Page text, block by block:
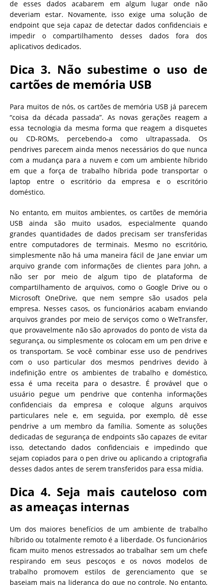
de esses dados acabarem em algum lugar onde não
deveriam estar. Novamente, isso exige uma solução de
endpoint que seja capaz de detectar dados confidenciais e
impedir o compartilhamento desses dados fora dos
aplicativos dedicados.
Dica 3. Não subestime o uso de
cartões de memória USB
Para muitos de nós, os cartões de memória USB já parecem
“coisa da década passada”. As novas gerações reagem a
essa tecnologia da mesma forma que reagem a disquetes
ou CD-ROMs, percebendo-a como ultrapassada. Os
pendrives parecem ainda menos necessários do que nunca
com a mudança para a nuvem e com um ambiente híbrido
em que a força de trabalho híbrida pode transportar o
laptop entre o escritório da empresa e o escritório
doméstico.
No entanto, em muitos ambientes, os cartões de memória
USB ainda são muito usados, especialmente quando
grandes quantidades de dados precisam ser transferidas
entre computadores de terminais. Mesmo no escritório,
simplesmente não há uma maneira fácil de Jane enviar um
arquivo grande com informações de clientes para John, a
não ser por meio de algum tipo de plataforma de
compartilhamento de arquivos, como o Google Drive ou o
Microsoft OneDrive, que nem sempre são usados pela
empresa. Nesses casos, os funcionários acabam enviando
arquivos grandes por meio de serviços como o WeTransfer,
que provavelmente não são aprovados do ponto de vista da
segurança, ou simplesmente os colocam em um pen drive e
os transportam. Se você combinar esse uso de pendrives
com o uso particular dos mesmos pendrives devido à
indefinição entre os ambientes de trabalho e doméstico,
essa é uma receita para o desastre. É provável que o
usuário pegue um pendrive que contenha informações
confidenciais da empresa e coloque alguns arquivos
particulares nele e, em seguida, por exemplo, dê esse
pendrive a um membro da família. Somente as soluções
dedicadas de segurança de endpoints são capazes de evitar
isso, detectando dados confidenciais e impedindo que
sejam copiados para o pen drive ou aplicando a criptografia
desses dados antes de serem transferidos para essa mídia.
Dica 4. Seja mais cauteloso com
as ameaças internas
Um dos maiores benefícios de um ambiente de trabalho
híbrido ou totalmente remoto é a liberdade. Os funcionários
ficam muito menos estressados ao trabalhar sem um chefe
respirando em seus pescoços e os novos modelos de
trabalho promovem estilos de gerenciamento que se
baseiam mais na liderança do que no controle. No entanto,